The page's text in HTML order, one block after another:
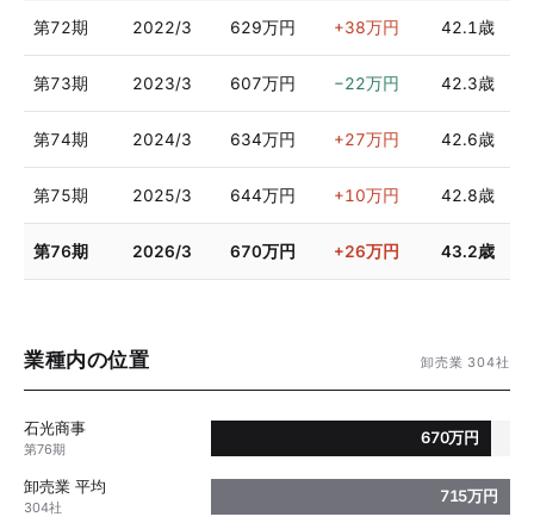
第72期 2022/3 629万円 +38万円 42.1歳
第73期 2023/3 607万円 −22万円 42.3歳
第74期 2024/3 634万円 +27万円 42.6歳
第75期 2025/3 644万円 +10万円 42.8歳
第76期 2026/3 670万円 +26万円 43.2歳
業種内の位置 卸売業 304社
石光商事
第76期
670万円
卸売業 平均
304社
715万円